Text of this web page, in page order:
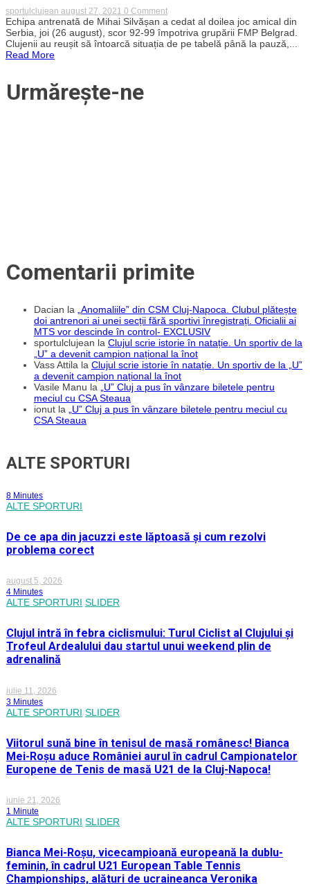
de
la
FMP!
Șase
victorii
sportulclujean august 27, 2021 0 Commenton
U-
BT,
învinsă
în
Echipa antrenată de Mihai Silvășan a cedat al doilea joc amical din
Serbia, joi (26 august), scor 92-99 împotriva grupării FMP Belgrad.
Clujenii au reușit să întoarcă situația de pe tabelă până la pauză,...
Read More
Urmărește-ne
Comentarii primite
Dacian la
„Anomaliile” din CSM Cluj-Napoca. Clubul plătește
doi antrenori ai unei secții fără sportivi înregistrați. Oficialii ai
MTS vor descinde în control- EXCLUSIV
sportulclujean la Clujul scrie istorie în natație. Un sportiv de la
„U” a devenit campion național la înot
Vass Attila la Clujul scrie istorie în natație. Un sportiv de la „U”
a devenit campion național la înot
Vasile Manu la
„U” Cluj a pus în vânzare biletele pentru
meciul cu CSA Steaua
ionut la
„U” Cluj a pus în vânzare biletele pentru meciul cu
CSA Steaua
ALTE SPORTURI
8 Minutes
ALTE SPORTURI
De ce apa din jacuzzi este lăptoasă și cum rezolvi
problema corect
august 5, 2026
4 Minutes
ALTE SPORTURI SLIDER
Clujul intră în febra ciclismului: Turul Ciclist al Clujului și
Trofeul Ardealului dau startul unui weekend plin de
adrenalină
iulie 11, 2026
3 Minutes
ALTE SPORTURI SLIDER
Viitorul sună bine în tenisul de masă românesc! Bianca
Mei-Roșu aduce României aurul în cadrul Campionatelor
Europene de Tenis de masă U21 de la Cluj-Napoca!
iunie 21, 2026
1 Minute
ALTE SPORTURI SLIDER
Bianca Mei-Roșu, vicecampioană europeană la dublu-
feminin, în cadrul U21 European Table Tennis
Championships, alături de ucraineanca Veronika